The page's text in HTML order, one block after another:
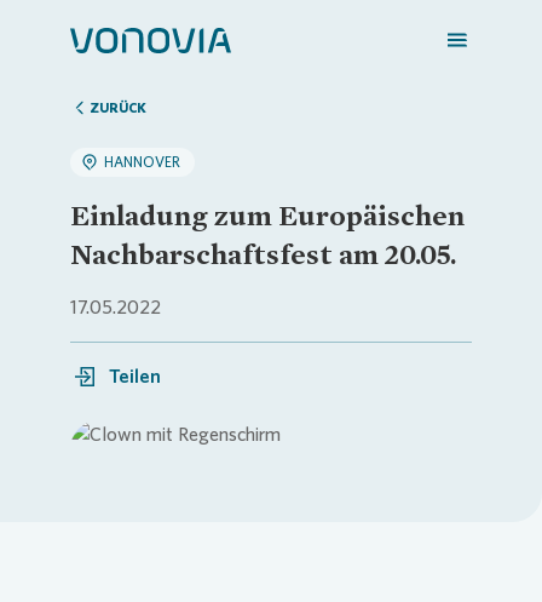
Zuhause finden
Mein Zuhause
Meine Stadt
Weitere Angebote
ZURÜCK
HANNOVER
Einladung zum Europäischen
Nachbarschaftsfest am 20.05.
17.05.2022
Teilen